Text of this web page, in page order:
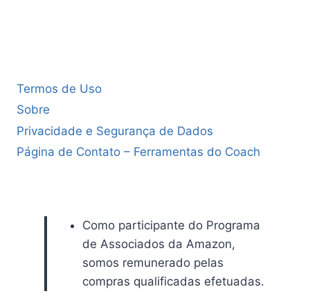
Termos de Uso
Sobre
Privacidade e Segurança de Dados
Página de Contato – Ferramentas do Coach
Como participante do Programa
de Associados da Amazon,
somos remunerado pelas
compras qualificadas efetuadas.